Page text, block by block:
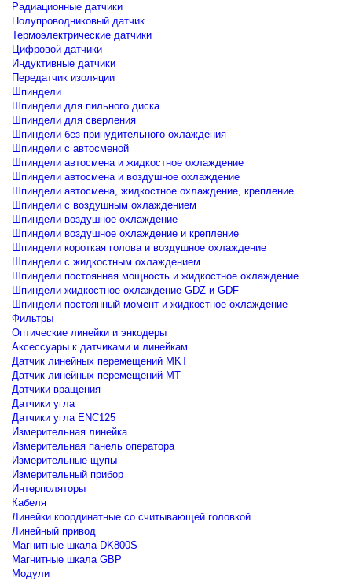
Радиационные датчики
Полупроводниковый датчик
Термоэлектрические датчики
Цифровой датчики
Индуктивные датчики
Передатчик изоляции
Шпиндели
Шпиндели для пильного диска
Шпиндели для сверления
Шпиндели без принудительного охлаждения
Шпиндели с автосменой
Шпиндели автосмена и жидкостное охлаждение
Шпиндели автосмена и воздушное охлаждение
Шпиндели автосмена, жидкостное охлаждение, крепление
Шпиндели с воздушным охлаждением
Шпиндели воздушное охлаждение
Шпиндели воздушное охлаждение и крепление
Шпиндели короткая голова и воздушное охлаждение
Шпиндели с жидкостным охлаждением
Шпиндели постоянная мощность и жидкостное охлаждение
Шпиндели жидкостное охлаждение GDZ и GDF
Шпиндели постоянный момент и жидкостное охлаждение
Фильтры
Оптические линейки и энкодеры
Аксессуары к датчиками и линейкам
Датчик линейных перемещений MKT
Датчик линейных перемещений MT
Датчики вращения
Датчики угла
Датчики угла ENC125
Измерительная линейка
Измерительная панель оператора
Измерительные щупы
Измерительный прибор
Интерполяторы
Кабеля
Линейки координатные со считывающей головкой
Линейный привод
Магнитные шкала DK800S
Магнитные шкала GBP
Модули